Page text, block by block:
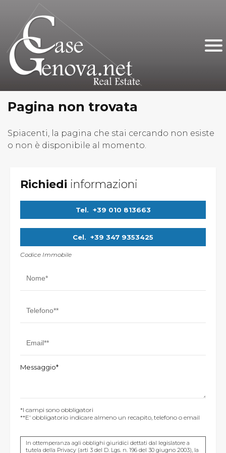
Home
Chi Siamo
Immobili In Vendita
Immobili In Affitto
Servizi
Lascia Una Richiesta
Contatti
Pagina non trovata
Spiacenti, la pagina che stai cercando non esiste
o non è disponibile al momento.
Richiedi informazioni
Tel. +39 010 813663
Cel. +39 347 9353425
Codice Immobile
Messaggio*
*I campi sono obbligatori
**E' obbligatorio indicare almeno un recapito, telefono o email
In ottemperanza agli obblighi giuridici dettati dal legislatore a
tutela della Privacy (arti 3 del D. Lgs. n. 196 del 30 giugno 2003), la